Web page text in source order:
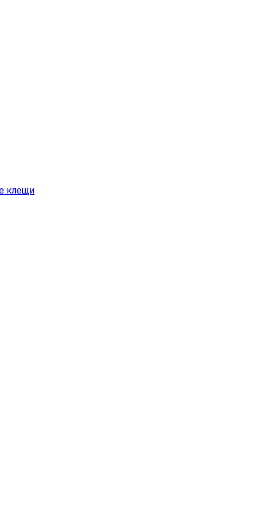
клещи